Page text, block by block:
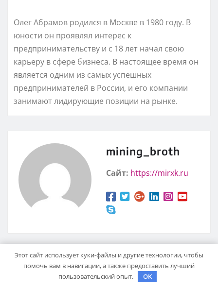
Олег Абрамов родился в Москве в 1980 году. В
юности он проявлял интерес к
предпринимательству и с 18 лет начал свою
карьеру в сфере бизнеса. В настоящее время он
является одним из самых успешных
предпринимателей в России, и его компании
занимают лидирующие позиции на рынке.
mining_broth
Сайт: https://mirxk.ru
RELATED STORY
Этот сайт использует куки-файлы и другие технологии, чтобы
помочь вам в навигации, а также предоставить лучший
пользовательский опыт.
OK